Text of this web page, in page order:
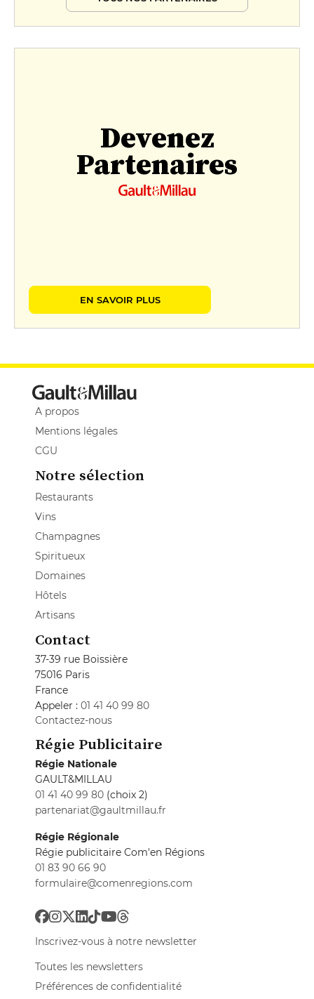
Devenez
Partenaires
EN SAVOIR PLUS
A propos
Mentions légales
CGU
Notre sélection
Restaurants
Vins
Champagnes
Spiritueux
Domaines
Hôtels
Artisans
Contact
37-39 rue Boissière
75016 Paris
France
Appeler : 01 41 40 99 80
Contactez-nous
Régie Publicitaire
Régie Nationale
GAULT&MILLAU
01 41 40 99 80 (choix 2)
partenariat@gaultmillau.fr
Régie Régionale
Régie publicitaire Com'en Régions
01 83 90 66 90
formulaire@comenregions.com
Inscrivez-vous à notre newsletter
Toutes les newsletters
Préférences de confidentialité